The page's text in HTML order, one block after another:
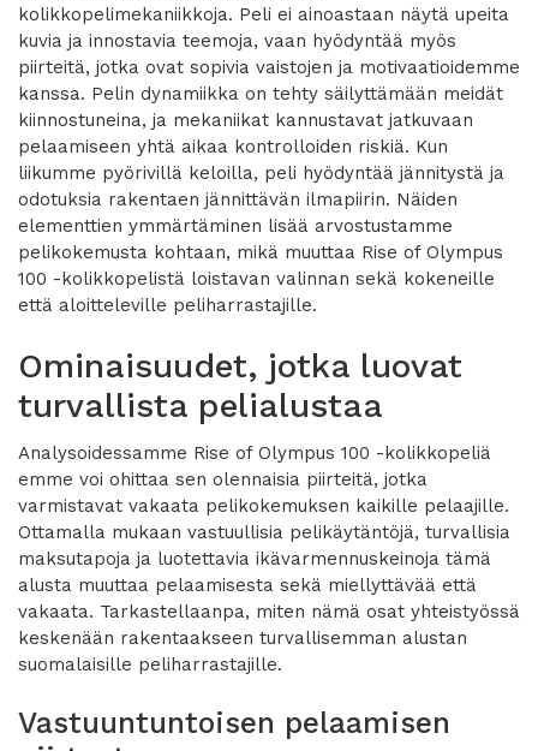
kolikkopelimekaniikkoja. Peli ei ainoastaan näytä upeita
kuvia ja innostavia teemoja, vaan hyödyntää myös
piirteitä, jotka ovat sopivia vaistojen ja motivaatioidemme
kanssa. Pelin dynamiikka on tehty säilyttämään meidät
kiinnostuneina, ja mekaniikat kannustavat jatkuvaan
pelaamiseen yhtä aikaa kontrolloiden riskiä. Kun
liikumme pyörivillä keloilla, peli hyödyntää jännitystä ja
odotuksia rakentaen jännittävän ilmapiirin. Näiden
elementtien ymmärtäminen lisää arvostustamme
pelikokemusta kohtaan, mikä muuttaa Rise of Olympus
100 -kolikkopelistä loistavan valinnan sekä kokeneille
että aloitteleville peliharrastajille.
Ominaisuudet, jotka luovat
turvallista pelialustaa
Analysoidessamme Rise of Olympus 100 -kolikkopeliä
emme voi ohittaa sen olennaisia piirteitä, jotka
varmistavat vakaata pelikokemuksen kaikille pelaajille.
Ottamalla mukaan vastuullisia pelikäytäntöjä, turvallisia
maksutapoja ja luotettavia ikävarmennuskeinoja tämä
alusta muuttaa pelaamisesta sekä miellyttävää että
vakaata. Tarkastellaanpa, miten nämä osat yhteistyössä
keskenään rakentaakseen turvallisemman alustan
suomalaisille peliharrastajille.
Vastuuntuntoisen pelaamisen